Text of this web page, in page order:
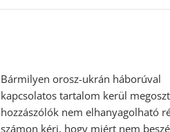
Bármilyen orosz-ukrán háborúval
kapcsolatos tartalom kerül
hozzászólók nem elhanyagolható
számon kéri, hogy miért nem